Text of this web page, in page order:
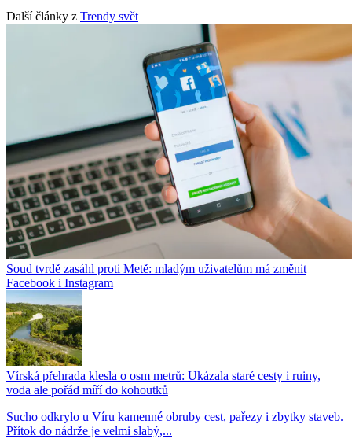
Další články z Trendy svět
Soud tvrdě zasáhl proti Metě: mladým uživatelům má změnit
Facebook i Instagram
Vírská přehrada klesla o osm metrů: Ukázala staré cesty i ruiny,
voda ale pořád míří do kohoutků
Sucho odkrylo u Víru kamenné obruby cest, pařezy i zbytky staveb.
Přítok do nádrže je velmi slabý,...